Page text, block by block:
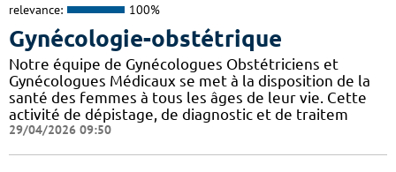
relevance: 100%
Gynécologie-obstétrique
Notre équipe de Gynécologues Obstétriciens et
Gynécologues Médicaux se met à la disposition de la
santé des femmes à tous les âges de leur vie. Cette
activité de dépistage, de diagnostic et de traitem
29/04/2026 09:50